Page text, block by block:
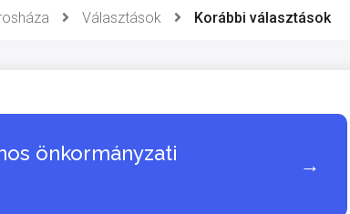
Választások Korábbi választások
önkormányzati
→